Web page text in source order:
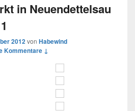
in Neuendettelsau
2012von Habewind
Kommentare ↓